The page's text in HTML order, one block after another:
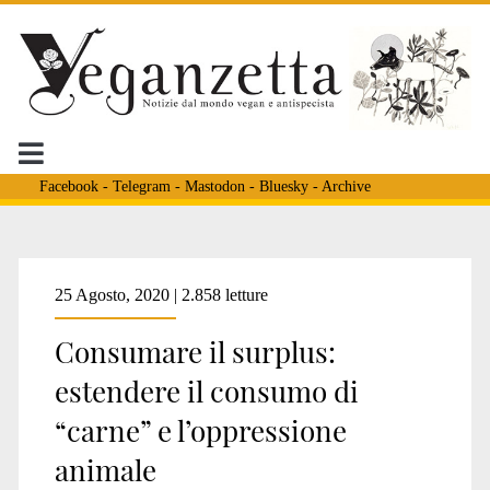
Facebook- Telegram - Mastodon - Bluesky- Archive
Tag:
<span>produzione
animale</span>
25 Agosto, 2020 | 2.858 letture
Consumare il surplus:
estendere il consumo di
“carne” e l’oppressione
animale